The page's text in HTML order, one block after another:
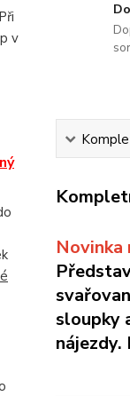
v
Novinka
sloupky